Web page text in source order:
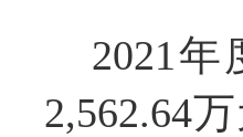
2021
2,562.64